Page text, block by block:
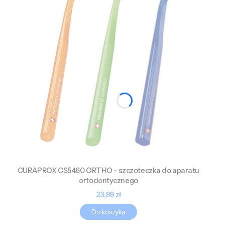
CURAPROX CS5460 ORTHO - szczoteczka do aparatu
ortodontycznego
Cena
23,99 zł
Do koszyka